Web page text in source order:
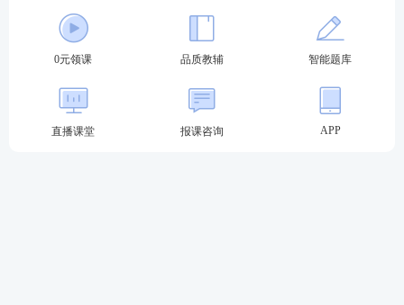
模拟完整机考流程，设置固定答题时长，交卷后生成
得分、错题清单、知识点薄弱分析。定期开放模考活
习水平，提前适应考场答题节奏。
5、每日一练与错题本
0元领课 品质教辅 智能题库
直播课堂 报课咨询 APP